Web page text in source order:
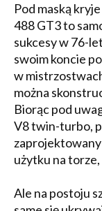
Pod maską
488 GT3 to
sukcesy w 76-
swoim koncie
w
można
Biorąc pod
V8 twin-turbo,
użytku na torze,
Ale na postoju